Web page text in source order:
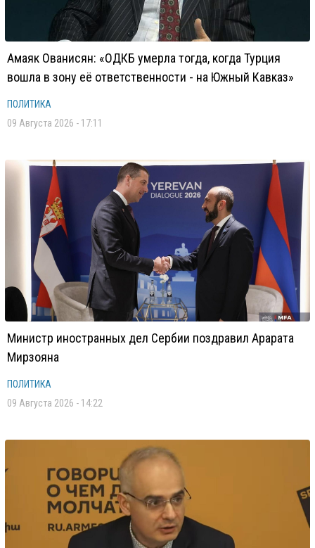
Амаяк Ованисян: «ОДКБ умерла тогда, когда Турция
вошла в зону её ответственности - на Южный Кавказ»
ПОЛИТИКА
09 Августа 2026 - 17:11
Министр иностранных дел Сербии поздравил Арарата
Мирзояна
ПОЛИТИКА
09 Августа 2026 - 14:22